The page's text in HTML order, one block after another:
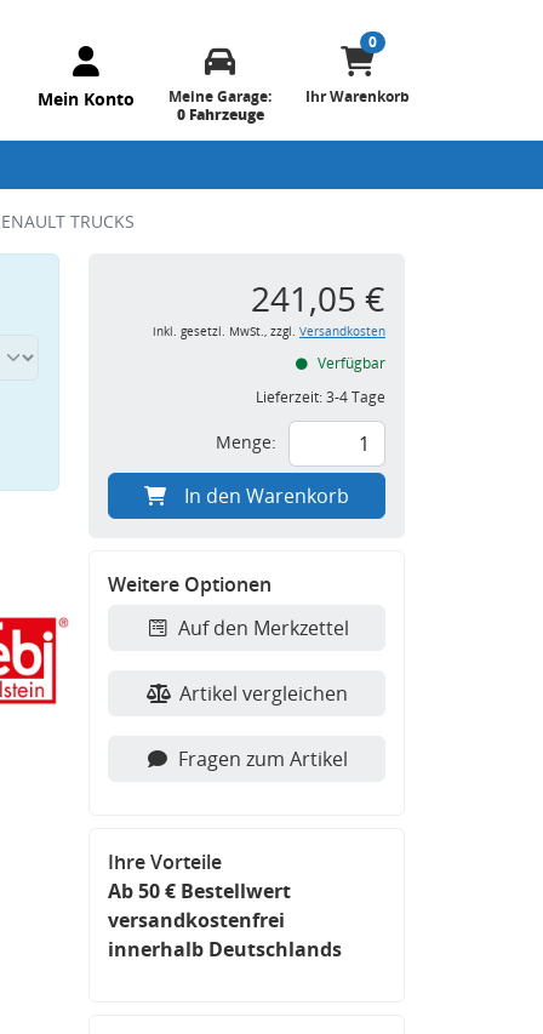
Mein Konto
Meine Garage:
0 Fahrzeuge
0
Ihr Warenkorb
TRUCKS
241,05 €
inkl. gesetzl. MwSt., zzgl. Versandkosten
Verfügbar
Lieferzeit:3-4 Tage
Menge:
In den Warenkorb
Weitere Optionen
Auf den Merkzettel
Artikel vergleichen
Fragen zum Artikel
Ihre Vorteile
Ab 50 € Bestellwert
versandkostenfrei
innerhalb Deutschlands